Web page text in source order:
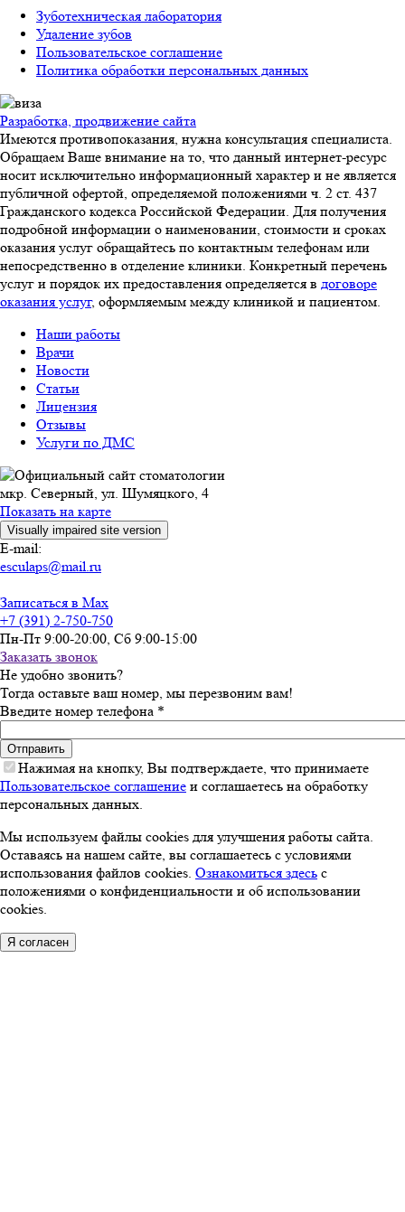
Зуботехническая лаборатория
Удаление зубов
Пользовательское соглашение
Политика обработки персональных данных
Разработка, продвижение сайта
Имеются противопоказания, нужна консультация специалиста.
Обращаем Ваше внимание на то, что данный интернет-ресурс
носит исключительно информационный характер и не является
публичной офертой, определяемой положениями ч. 2 ст. 437
Гражданского кодекса Российской Федерации. Для получения
подробной информации о наименовании, стоимости и сроках
оказания услуг обращайтесь по контактным телефонам или
непосредственно в отделение клиники. Конкретный перечень
услуг и порядок их предоставления определяется в договоре
оказания услуг, оформляемым между клиникой и пациентом.
Наши работы
Врачи
Новости
Статьи
Лицензия
Отзывы
Услуги по ДМС
мкр. Северный, ул. Шумяцкого, 4
Показать на карте
E-mail:
esculaps@mail.ru
Записаться в Max
+7 (391) 2-750-750
Пн-Пт 9:00-20:00, Сб 9:00-15:00
Заказать звонок
Не удобно звонить?
Тогда оставьте ваш номер, мы перезвоним вам!
Введите номер телефона *
Нажимая на кнопку, Вы подтверждаете, что принимаете
Пользовательское соглашение и соглашаетесь на обработку
персональных данных.
Мы используем файлы cookies для улучшения работы сайта.
Оставаясь на нашем сайте, вы соглашаетесь с условиями
использования файлов cookies. Ознакомиться здесь с
положениями о конфиденциальности и об использовании
cookies.
Я согласен